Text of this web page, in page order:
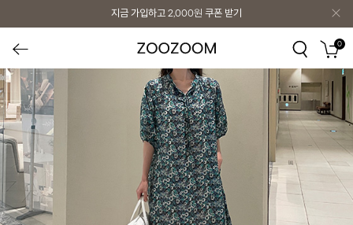
지금 가입하고 2,000원 쿠폰 받기
0